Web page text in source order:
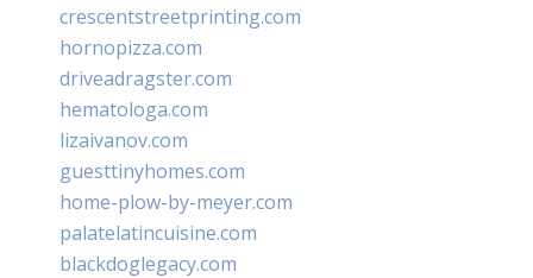
crescentstreetprinting.com
hornopizza.com
driveadragster.com
hematologa.com
lizaivanov.com
guesttinyhomes.com
home-plow-by-meyer.com
palatelatincuisine.com
blackdoglegacy.com